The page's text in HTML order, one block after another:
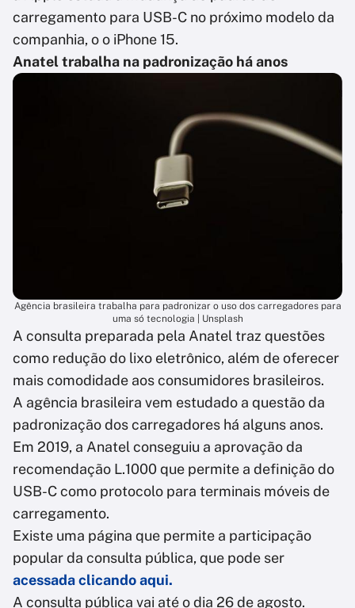
carregamento para USB-C no próximo modelo da
companhia, o o iPhone 15.
Anatel trabalha na padronização há anos
Agência brasileira trabalha para padronizar o uso dos carregadores para
uma só tecnologia | Unsplash
A consulta preparada pela Anatel traz questões
como redução do lixo eletrônico, além de oferecer
mais comodidade aos consumidores brasileiros.
A agência brasileira vem estudado a questão da
padronização dos carregadores há alguns anos.
Em 2019, a Anatel conseguiu a aprovação da
recomendação L.1000 que permite a definição do
USB-C como protocolo para terminais móveis de
carregamento.
Existe uma página que permite a participação
popular da consulta pública, que pode ser
acessada clicando aqui.
A consulta pública vai até o dia 26 de agosto.